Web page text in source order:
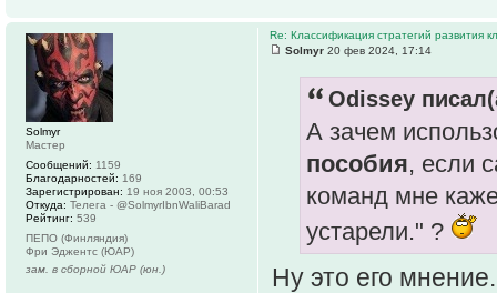
Re: Классификация стратегий развития
Solmyr 20 фев 2024, 17:14
Odissey
А зачем
пособия, если
команд мне
устарели." ?
Ну это его
Solmyr
Мастер
Сообщений: 1159
Благодарностей: 169
Зарегистрирован: 19 ноя 2003, 00:53
Откуда: Телега - @SolmyrIbnWaliBarad
Рейтинг: 539
ПЕПО (Финляндия)
Фри Эджентс (ЮАР)
зам. в сборной ЮАР (юн.)